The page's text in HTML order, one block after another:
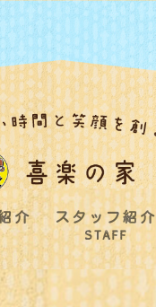
介
スタッフ紹介
STAFF